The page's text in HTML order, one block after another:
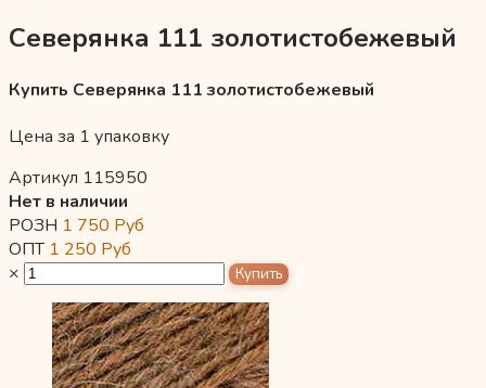
Северянка 111 золотистобежевый
Купить Северянка 111 золотистобежевый
Цена за 1 упаковку
Артикул 115950
Нет в наличии
РОЗН 1 750 Руб
ОПТ 1 250 Руб
×